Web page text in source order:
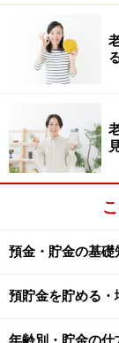
中途解約した
ほとんどで普
中途解約条件
た結果、普通
通預金金利が
満期まで預け
だと0.005％、
ト銀行等の高
るいはゆうち
トありという結
預金・貯金の基礎
預貯金を貯める・